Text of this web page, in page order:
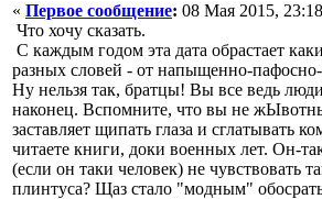
« Первое сообщение: 08 Мая 2015,
Что хочу сказать.
С каждым годом эта дата обрастает
разных словей - от напыщенно-
Ну нельзя так, братцы! Вы все ведь
наконец. Вспомните, что вы не
заставляет щипать глаза и сглатывать
читаете книги, доки военных лет. Он-
(если он таки человек) не
плинтуса? Щаз стало "модным"